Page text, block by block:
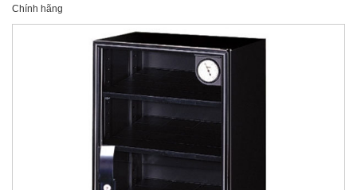
Chính hãng